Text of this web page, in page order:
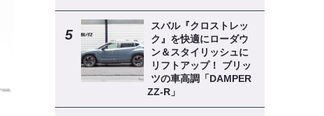
スバル『クロストレッ
ク』を快適にローダウ
ン＆スタイリッシュに
リフトアップ！ ブリッ
ツの車高調「DAMPER
ZZ-R」